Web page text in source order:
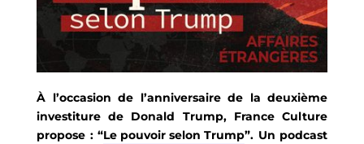
À l’occasion de l’anniversaire de la deuxième
investiture de Donald Trump, France Culture
propose : “Le pouvoir selon Trump”. Un podcast